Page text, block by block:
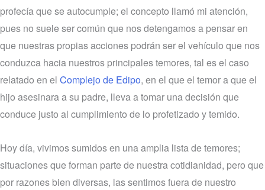
profecía que se autocumple; el concepto llamó mi atención,
pues no suele ser común que nos detengamos a pensar en
que nuestras propias acciones podrán ser el vehículo que nos
conduzca hacia nuestros principales temores, tal es el caso
relatado en el Complejo de Edipo, en el que el temor a que el
hijo asesinara a su padre, lleva a tomar una decisión que
conduce justo al cumplimiento de lo profetizado y temido.
Hoy día, vivimos sumidos en una amplia lista de temores;
situaciones que forman parte de nuestra cotidianidad, pero que
por razones bien diversas, las sentimos fuera de nuestro